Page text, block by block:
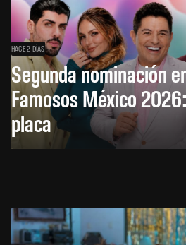
HACE 2 DÍAS
Segunda nominación
Famosos México
placa